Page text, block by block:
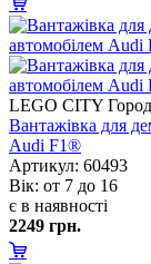
LEGO CITY
антажівка для
Audi F1®
Артикул: 60493
ік: от 7 до 16
є в наявності
2249 грн.